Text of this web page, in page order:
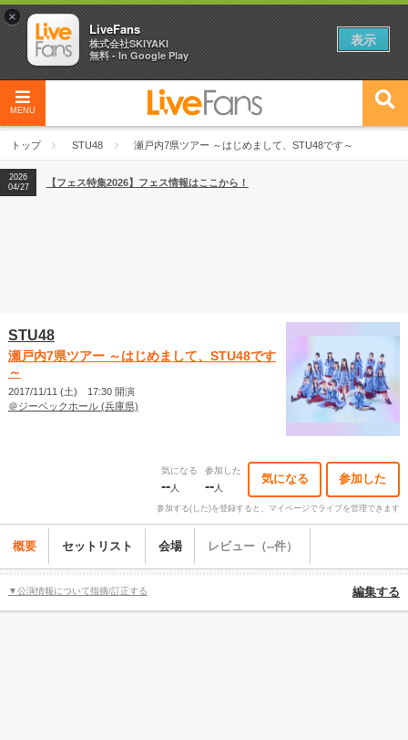
MENU
トップ STU48 瀬戸内7県ツアー ～はじめまして、STU48です～
2026
04/27
2026
【ライブ動員ランキング】2026年上半期編発表！
2026
04/27
【フェス特集2026】フェス情報はここから！
STU48
瀬戸内7県ツアー ～はじめまして、STU48です
～
2017/11/11 (土) 17:30 開演
＠ジーベックホール (兵庫県)
気になる
--人
参加した
--人
気になる 参加した
参加する(した)を登録すると、マイページでライブを管理できます
概要 セットリスト 会場 レビュー（--件）
▼公演情報について指摘/訂正する 編集する
×
LiveFans
株式会社SKIYAKI
無料 - In Google Play
表示